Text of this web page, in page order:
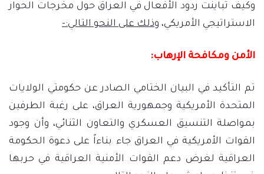
وكيف تباينت ردود الأفعال في العراق حول مخرجات الحوار
الاستراتيجي الأمريكي، وذلك على النحو التالي:-
الأمن ومكافحة الإرهاب:
تم التأكيد في البيان الختامي الصادر عن حكومتي الولايات
المتحدة الأمريكية وجمهورية العراق، على رغبة الطرفين
بمواصلة التنسيق العسكري والتعاون الثنائي، وأن وجود
القوات الأمريكية في العراق جاء بناءاً على دعوة الحكومة
العراقية لغرض دعم القوات الأمنية العراقية في حربها